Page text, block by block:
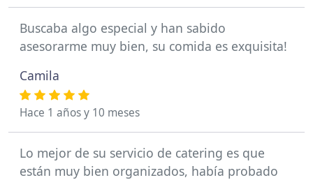
Buscaba algo especial y han sabido
asesorarme muy bien, su comida es exquisita!
Camila
Hace 1 años y 10 meses
Lo mejor de su servicio de catering es que
están muy bien organizados, había probado